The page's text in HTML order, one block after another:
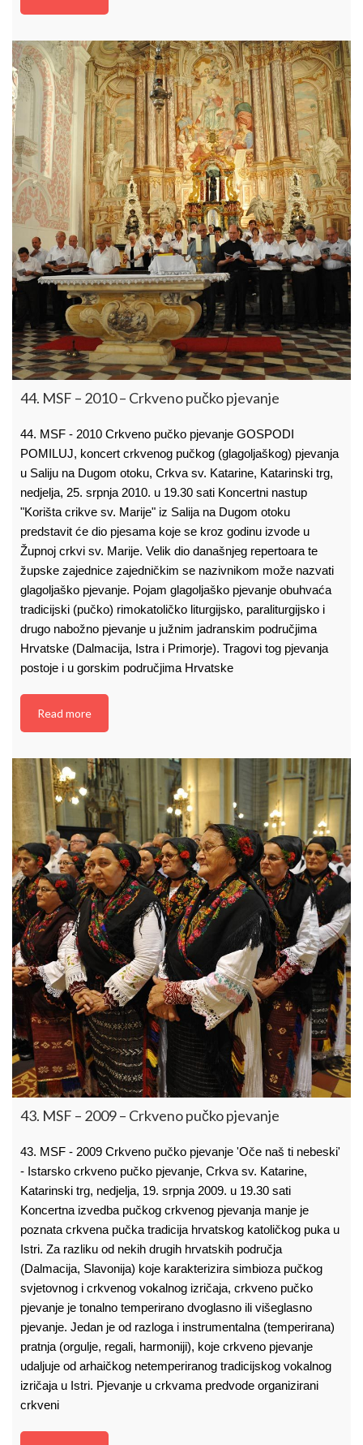
44. MSF – 2010 – Crkveno pučko pjevanje
44. MSF - 2010 Crkveno pučko pjevanje GOSPODI
POMILUJ, koncert crkvenog pučkog (glagoljaškog) pjevanja
u Saliju na Dugom otoku, Crkva sv. Katarine, Katarinski trg,
nedjelja, 25. srpnja 2010. u 19.30 sati Koncertni nastup
"Korišta crikve sv. Marije" iz Salija na Dugom otoku
predstavit će dio pjesama koje se kroz godinu izvode u
Župnoj crkvi sv. Marije. Velik dio današnjeg repertoara te
župske zajednice zajedničkim se nazivnikom može nazvati
glagoljaško pjevanje. Pojam glagoljaško pjevanje obuhvaća
tradicijski (pučko) rimokatoličko liturgijsko, paraliturgijsko i
drugo nabožno pjevanje u južnim jadranskim područjima
Hrvatske (Dalmacija, Istra i Primorje). Tragovi tog pjevanja
postoje i u gorskim područjima Hrvatske
Read more
43. MSF – 2009 – Crkveno pučko pjevanje
43. MSF - 2009 Crkveno pučko pjevanje 'Oče naš ti nebeski'
- Istarsko crkveno pučko pjevanje, Crkva sv. Katarine,
Katarinski trg, nedjelja, 19. srpnja 2009. u 19.30 sati
Koncertna izvedba pučkog crkvenog pjevanja manje je
poznata crkvena pučka tradicija hrvatskog katoličkog puka u
Istri. Za razliku od nekih drugih hrvatskih područja
(Dalmacija, Slavonija) koje karakterizira simbioza pučkog
svjetovnog i crkvenog vokalnog izričaja, crkveno pučko
pjevanje je tonalno temperirano dvoglasno ili višeglasno
pjevanje. Jedan je od razloga i instrumentalna (temperirana)
pratnja (orgulje, regali, harmoniji), koje crkveno pjevanje
udaljuje od arhaičkog netemperiranog tradicijskog vokalnog
izričaja u Istri. Pjevanje u crkvama predvode organizirani
crkveni